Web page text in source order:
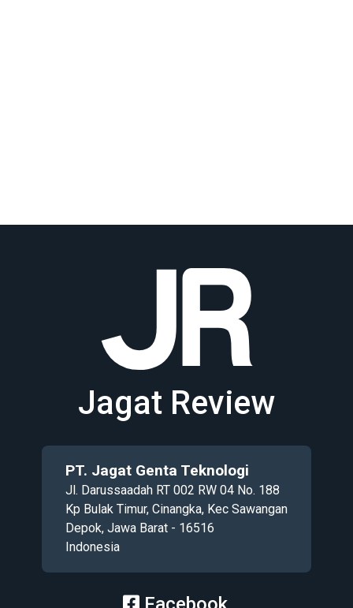
Jagat Review
PT. Jagat Genta Teknologi
Jl. Darussaadah RT 002 RW 04 No. 188
Kp Bulak Timur, Cinangka, Kec Sawangan
Depok, Jawa Barat - 16516
Indonesia